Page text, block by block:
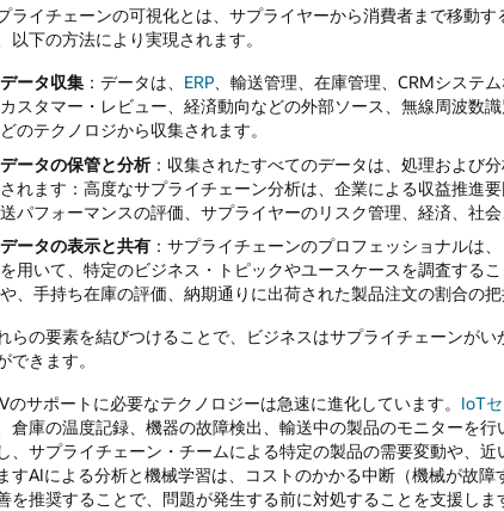
ライチェーンの可視化とは、サプライヤーから消費者まで移動
以下の方法により実現されます。
データ収集 ：データは、 ERP、輸送管理、在庫管理、CRMシステ
カスタマー・レビュー、経済動向などの外部ソース、無線周波数
どのテクノロジから収集されます。
データの保管と分析：収集されたすべてのデータは、処理および
されます：高度なサプライチェーン分析は、企業による収益推進
送パフォーマンスの評価、サプライヤーのリスク管理、経済、社
データの表示と共有 ：サプライチェーンのプロフェッショナルは
を用いて、特定のビジネス・トピックやユースケースを調査する
や、手持ち在庫の評価、納期通りに出荷された製品注文の割合の把
らの要素を結びつけることで、ビジネスはサプライチェーンが
できます。
のサポートに必要なテクノロジーは急速に進化しています。 IoT
倉庫の温度記録、機器の故障検出、輸送中の製品のモニターを
、サプライチェーン・チームによる特定の製品の需要変動や、
すAIによる分析と機械学習は、コストのかかる中断（機械が故
を推奨することで、問題が発生する前に対処することを支援しま